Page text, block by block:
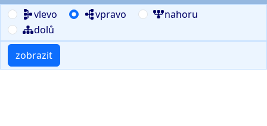
vlevo
vpravo
nahoru
dolů